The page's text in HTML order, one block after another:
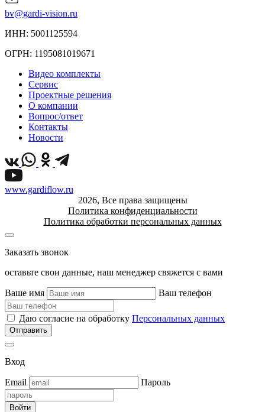
bv@gardi-vision.ru
ИНН: 5001125594
ОГРН: 1195081019671
Видео комплекты
Сервис
Проектные решения
О компании
Вопрос/ответ
Контакты
Новости
www.gardiflow.ru
2026, Все права защищены
Политика конфиденциальности
Политика обработки персональных данных
Заказать звонок
оставьте свои данные, наш менеджер свяжется с вами
Ваше имя Ваш телефон
Даю согласие на обработку Персональных данных
Вход
Email Пароль